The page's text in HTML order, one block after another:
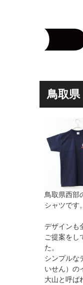
鳥取県
鳥取県西部
シャツです。
デザインも
ご提案をし
た。
シンプルな
いせん）の
大山と呼ば